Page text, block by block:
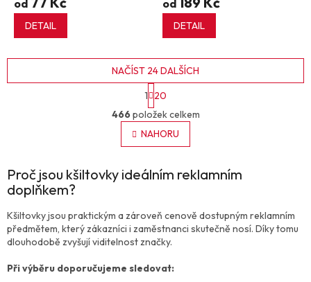
od
DETAIL
od
DETAIL
O
v
l
á
a
p
r
v
y
NAČÍST 24 DALŠÍCH
t
r
á
n
k
v
á
1
20
466položek celkem
NAHORU
Proč jsou kšiltovky ideálním reklamním
doplňkem?
Kšiltovky jsou praktickým a zároveň cenově dostupným reklamním
předmětem, který zákazníci i zaměstnanci skutečně nosí. Díky tomu
dlouhodobě zvyšují viditelnost značky.
Při výběru doporučujeme sledovat: